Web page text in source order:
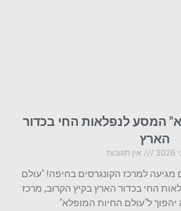
המסע לנפלאות החי בכדור
הארץ
אין תגובות
מגיעה למרכז הקונגרסים בחיפה! "עולם
החי בכדור הארץ בקיץ הקרוב, מרכז
יהפוך ל"עולם החיות המופלא"